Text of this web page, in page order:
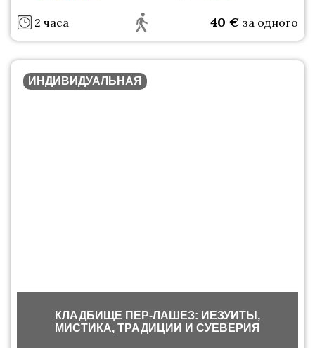
2 часа 40 € за одного
ИНДИВИДУАЛЬНАЯ
КЛАДБИЩЕ ПЕР-ЛАШЕЗ: ИЕЗУИТЫ,
МИСТИКА, ТРАДИЦИИ И СУЕВЕРИЯ